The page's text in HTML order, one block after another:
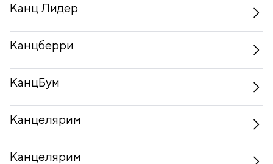
Канц Лидер
Канцберри
КанцБум
Канцелярим
Канцелярим